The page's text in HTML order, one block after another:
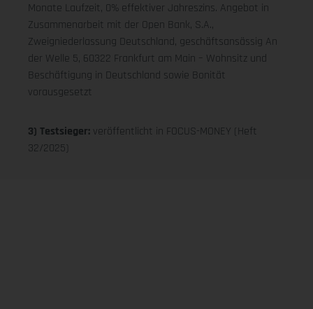
Monate Laufzeit, 0% effektiver Jahreszins. Angebot in
Zusammenarbeit mit der Open Bank, S.A.,
Zweigniederlassung Deutschland, geschäftsansässig An
der Welle 5, 60322 Frankfurt am Main – Wohnsitz und
Beschäftigung in Deutschland sowie Bonität
vorausgesetzt
3) Testsieger: veröffentlicht in FOCUS-MONEY (Heft
32/2025)